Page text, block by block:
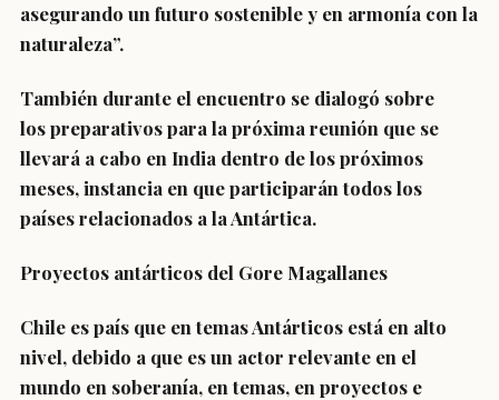
asegurando un futuro sostenible y en armonía con la
naturaleza”.
También durante el encuentro se dialogó sobre
los preparativos para la próxima reunión que se
llevará a cabo en India dentro de los próximos
meses, instancia en que participarán todos los
países relacionados a la Antártica.
Proyectos antárticos del Gore Magallanes
Chile es país que en temas Antárticos está en alto
nivel, debido a que es un actor relevante en el
mundo en soberanía, en temas, en proyectos e